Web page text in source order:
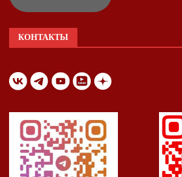
КОНТАКТЫ